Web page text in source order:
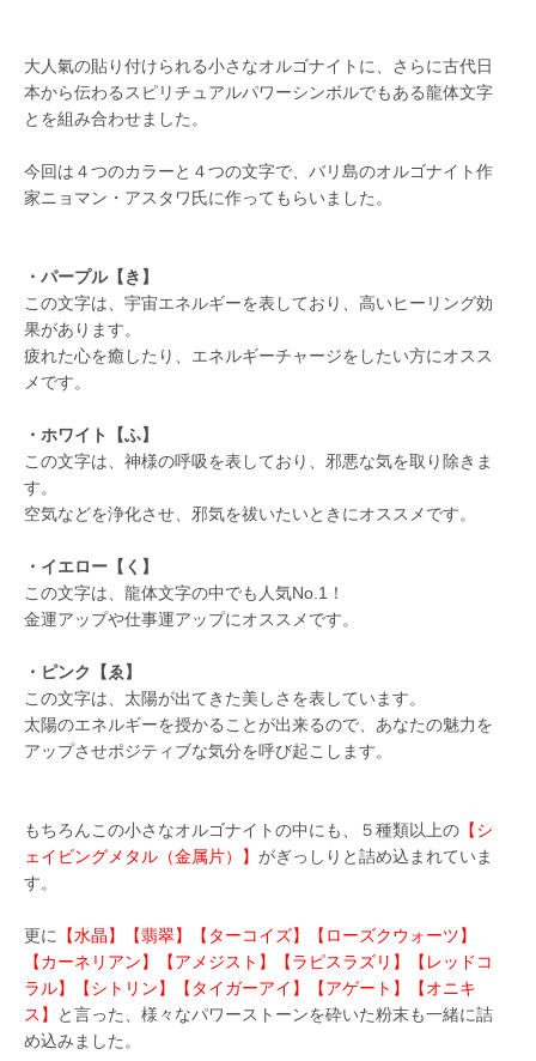
大人氣の貼り付けられる小さなオルゴナイトに、さらに古代日
本から伝わるスピリチュアルパワーシンボルでもある龍体文字
とを組み合わせました。
今回は４つのカラーと４つの文字で、バリ島のオルゴナイト作
家ニョマン・アスタワ氏に作ってもらいました。
・パープル【き】
この文字は、宇宙エネルギーを表しており、高いヒーリング効
果があります。
疲れた心を癒したり、エネルギーチャージをしたい方にオスス
メです。
・ホワイト【ふ】
この文字は、神様の呼吸を表しており、邪悪な気を取り除きま
す。
空気などを浄化させ、邪気を祓いたいときにオススメです。
・イエロー【く】
この文字は、龍体文字の中でも人気No.1！
金運アップや仕事運アップにオススメです。
・ピンク【ゑ】
この文字は、太陽が出てきた美しさを表しています。
太陽のエネルギーを授かることが出来るので、あなたの魅力を
アップさせポジティブな気分を呼び起こします。
もちろんこの小さなオルゴナイトの中にも、５種類以上の 【シ
ェイビングメタル（金属片）】 がぎっしりと詰め込まれていま
す。
更に 【水晶】【翡翠】【ターコイズ】【ローズクウォーツ】
【カーネリアン】【アメジスト】【ラピスラズリ】【レッドコ
ラル】【シトリン】【タイガーアイ】【アゲート】【オニキ
ス】
と言った、様々なパワーストーンを砕いた粉末も一緒に詰
め込みました。